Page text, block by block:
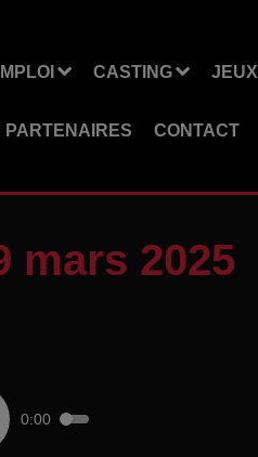
CASTING JEUX
PARTENAIRES CONTACT
mars 2025
0:00